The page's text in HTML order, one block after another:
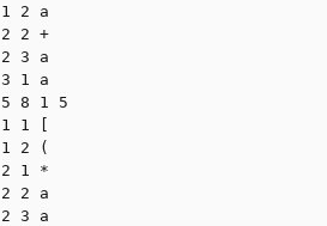
1 2 a
2 2 +
2 3 a
3 1 a
5 8 1 5
1 1 [
1 2 (
2 1 *
2 2 a
2 3 a